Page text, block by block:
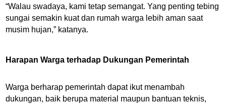
“Walau swadaya, kami tetap semangat. Yang penting tebing
sungai semakin kuat dan rumah warga lebih aman saat
musim hujan,” katanya.
Harapan Warga terhadap Dukungan Pemerintah
Warga berharap pemerintah dapat ikut menambah
dukungan, baik berupa material maupun bantuan teknis,